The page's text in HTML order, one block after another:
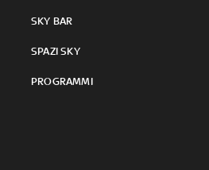
SKY BAR
SPAZI SKY
PROGRAMMI